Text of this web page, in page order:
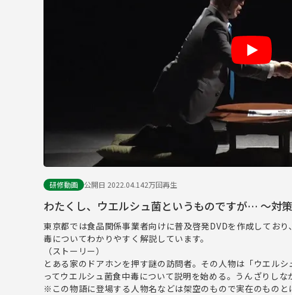
研修動画 公開日 2022.04.142万回再生
わたくし、ウエルシュ菌というものですが… ～対
東京都では食品関係事業者向けに普及啓発DVDを作成してお
毒についてわかりやすく解説しています。
（ストーリー）
とある家のドアホンを押す謎の訪問者。その人物は「ウエル
ってウエルシュ菌食中毒について説明を始める。うんざりし
※この物語に登場する人物名などは架空のもので実在のものと